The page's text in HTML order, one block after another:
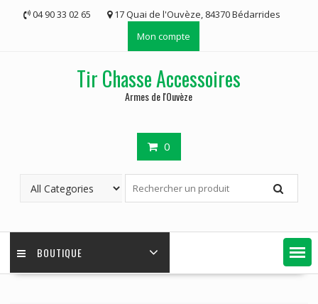
04 90 33 02 65
17 Quai de l'Ouvèze, 84370 Bédarrides
Mon compte
Tir Chasse Accessoires
Armes de l'Ouvèze
0
BOUTIQUE